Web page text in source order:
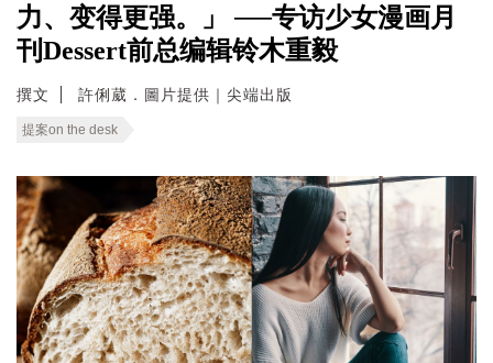
力、变得更强。」 ──专访少女漫画月
刊Dessert前总编辑铃木重毅
撰文 許俐葳．圖片提供｜尖端出版
提案on the desk